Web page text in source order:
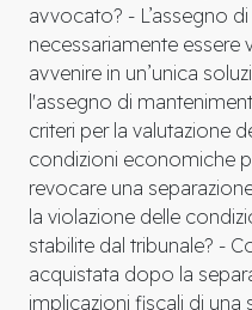
avvocato? - L’assegno
necessariamente
avvenire in un’unica
l'assegno di
criteri per la valutazione
condizioni economiche
revocare una
la violazione delle
stabilite dal tribunale? -
acquistata dopo la
implicazioni fiscali di una